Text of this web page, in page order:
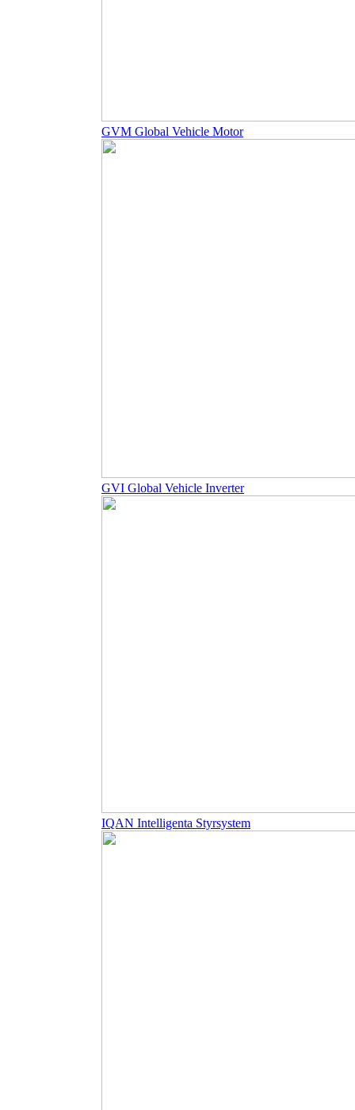
GVM Global Vehicle Motor
GVI Global Vehicle Inverter
IQAN Intelligenta Styrsystem